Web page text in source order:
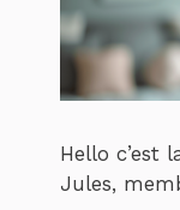
Hello c’est
Jules,